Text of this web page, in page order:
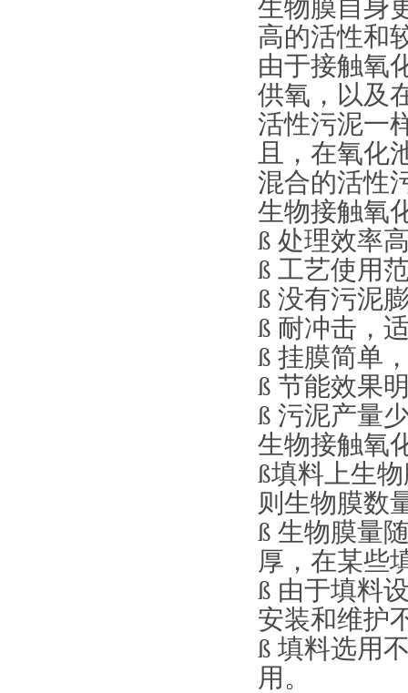
生物膜自身
高的活性和
由于接触氧
供氧，以及
活性污泥一
且，在氧化
混合的活性
生物接触氧
ß 处理效率
ß 工艺使用
ß 没有污泥
ß 耐冲击，
ß 挂膜简单
ß 节能效果
ß 污泥产量
生物接触氧
ß填料上生
则生物膜数
ß 生物膜量
厚，在某些
ß 由于填料
安装和维护
ß 填料选用
用。